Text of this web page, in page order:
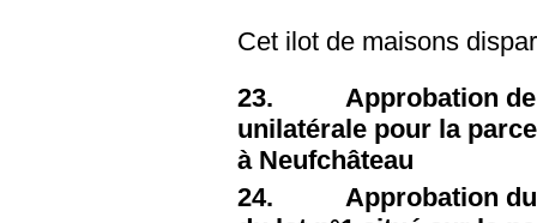
Cet ilot de maisons
23. Approbation de
unilatérale pour la
à Neufchâteau
24. Approbation du